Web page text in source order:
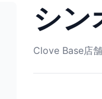
シ
Clove Base店